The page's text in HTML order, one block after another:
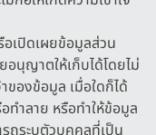
อเปิดเผยข้อมูลส่วน
นุญาตให้เก็บได้โดยไม่
ของข้อมูล เมื่อใดก็ได้
ทำลาย หรือทำให้ข้อมูล
ถระบุตัวบุคคลที่เป็น